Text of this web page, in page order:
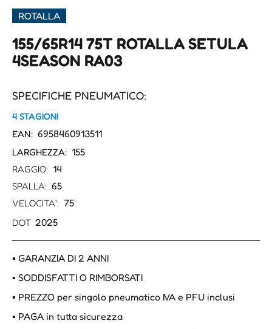
ROTALLA
155/65R14 75T ROTALLA SETULA
4SEASON RA03
SPECIFICHE PNEUMATICO:
4 STAGIONI
EAN: 6958460913511
LARGHEZZA: 155
RAGGIO: 14
SPALLA: 65
VELOCITA': 75
DOT 2025
▪ GARANZIA DI 2 ANNI
▪ SODDISFATTI O RIMBORSATI
▪ PREZZO per singolo pneumatico IVA e PFU inclusi
▪ PAGA in tutta sicurezza